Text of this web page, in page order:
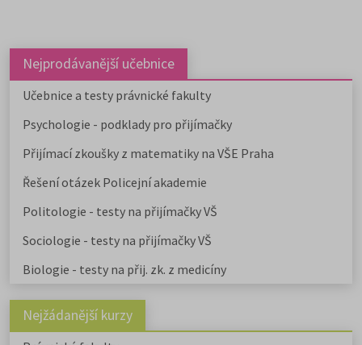
Nejprodávanější učebnice
Učebnice a testy právnické fakulty
Psychologie - podklady pro přijímačky
Přijímací zkoušky z matematiky na VŠE Praha
Řešení otázek Policejní akademie
Politologie - testy na přijímačky VŠ
Sociologie - testy na přijímačky VŠ
Biologie - testy na přij. zk. z medicíny
Nejžádanější kurzy